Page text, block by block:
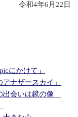
令和4年6月22日
にかけて」
ナザースカイ」
出会いは鏡の像